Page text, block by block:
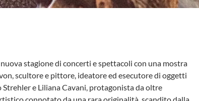
stagione di concerti e spettacoli con una mostra
scultore e pittore, ideatore ed esecutore di oggetti
e Liliana Cavani, protagonista da oltre
connotato da una rara originalità, scandito dalla